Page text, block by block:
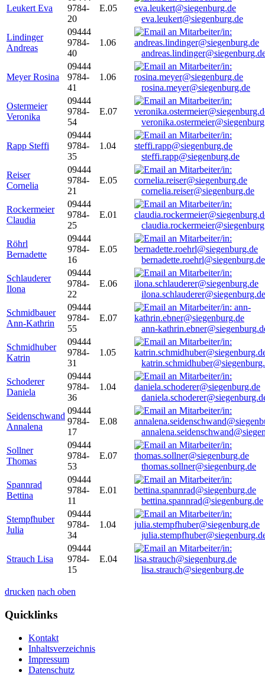
Leukert Eva
9784-
20
E.05
eva.leukert@siegenburg.de
Lindinger
Andreas
09444
9784-
40
1.06
Meyer Rosina
09444
9784-
41
1.06
rosina.meyer@siegenburg.de
Ostermeier
Veronika
09444
9784-
54
E.07
Rapp Steffi
09444
9784-
35
1.04
steffi.rapp@siegenburg.de
Reiser
Cornelia
09444
9784-
21
E.05
cornelia.reiser@siegenburg.de
Rockermeier
Claudia
09444
9784-
25
E.01
Röhrl
Bernadette
09444
9784-
16
E.05
bernadette.roehrl@siegenburg.de
Schlauderer
Ilona
09444
9784-
22
E.06
ilona.schlauderer@siegenburg.de
Schmidbauer
Ann-Kathrin
09444
9784-
55
E.07
ann-
Schmidhuber
Katrin
09444
9784-
31
1.05
Schoderer
Daniela
09444
9784-
36
1.04
Seidenschwand
Annalena
09444
9784-
17
E.08
Sollner
Thomas
09444
9784-
53
E.07
thomas.sollner@siegenburg.de
Spannrad
Bettina
09444
9784-
11
E.01
bettina.spannrad@siegenburg.de
Stempfhuber
Julia
09444
9784-
34
1.04
Strauch Lisa
09444
9784-
15
E.04
lisa.strauch@siegenburg.de
drucken nach oben
Quicklinks
Kontakt
Inhaltsverzeichnis
Impressum
Datenschutz